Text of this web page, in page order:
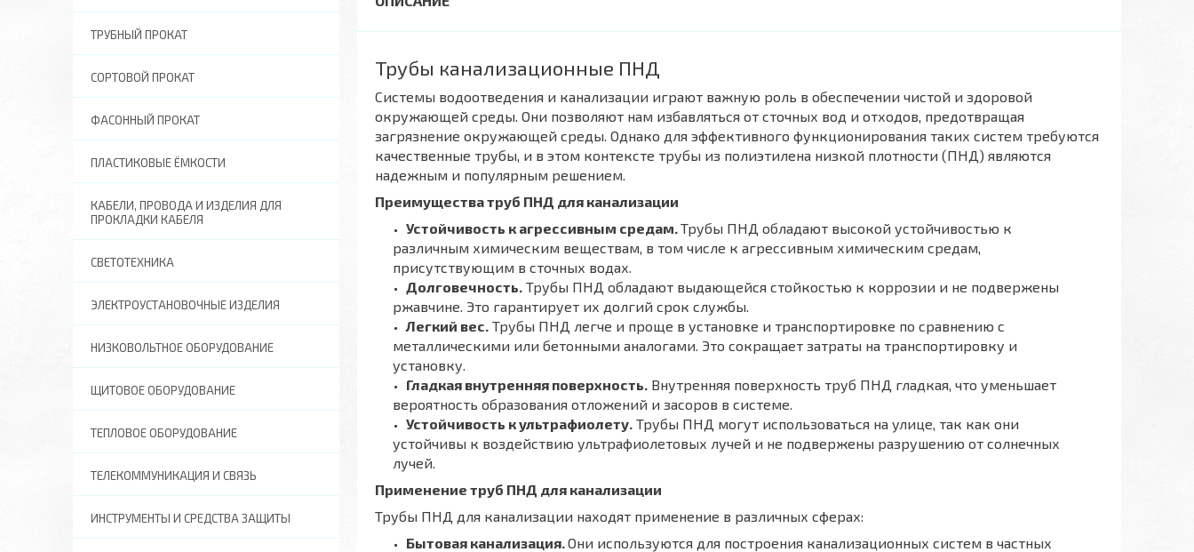
Трубы канализационные ПНД
Системы водоотведения и канализации играют важную роль в обеспечении чистой и здоровой
окружающей среды. Они позволяют нам избавляться от сточных вод и отходов, предотвращая
загрязнение окружающей среды. Однако для эффективного функционирования таких систем требуются
качественные трубы, и в этом контексте трубы из полиэтилена низкой плотности (ПНД) являются
надежным и популярным решением.
Преимущества труб ПНД для канализации
Устойчивость к агрессивным средам.Трубы ПНД обладают высокой устойчивостью к
различным химическим веществам, в том числе к агрессивным химическим средам,
присутствующим в сточных водах.
Долговечность. Трубы ПНД обладают выдающейся стойкостью к коррозии и не подвержены
ржавчине. Это гарантирует их долгий срок службы.
Легкий вес. Трубы ПНД легче и проще в установке и транспортировке по сравнению с
металлическими или бетонными аналогами. Это сокращает затраты на транспортировку и
установку.
Гладкая внутренняя поверхность. Внутренняя поверхность труб ПНД гладкая, что уменьшает
вероятность образования отложений и засоров в системе.
Устойчивость к ультрафиолету. Трубы ПНД могут использоваться на улице, так как они
устойчивы к воздействию ультрафиолетовых лучей и не подвержены разрушению от солнечных
лучей.
Применение труб ПНД для канализации
Трубы ПНД для канализации находят применение в различных сферах:
Бытовая канализация.Они используются для построения канализационных систем в частных
ТРУБНЫЙ ПРОКАТ
СОРТОВОЙ ПРОКАТ
ФАСОННЫЙ ПРОКАТ
ПЛАСТИКОВЫЕ ЁМКОСТИ
КАБЕЛИ, ПРОВОДА И ИЗДЕЛИЯ ДЛЯ
ПРОКЛАДКИ КАБЕЛЯ
СВЕТОТЕХНИКА
ЭЛЕКТРОУСТАНОВОЧНЫЕ ИЗДЕЛИЯ
НИЗКОВОЛЬТНОЕ ОБОРУДОВАНИЕ
ЩИТОВОЕ ОБОРУДОВАНИЕ
ТЕПЛОВОЕ ОБОРУДОВАНИЕ
ТЕЛЕКОММУНИКАЦИЯ И СВЯЗЬ
ИНСТРУМЕНТЫ И СРЕДСТВА ЗАЩИТЫ